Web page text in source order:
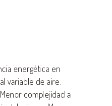
energética en
variable de aire.
complejidad a